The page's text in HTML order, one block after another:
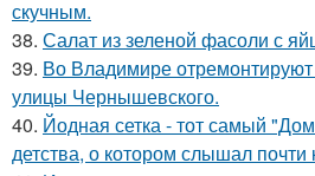
скучным.
38. Салат из зеленой фасоли с
39. Во Владимире
улицы Чернышевского.
40. Йодная сетка - тот самый
детства, о котором слышал